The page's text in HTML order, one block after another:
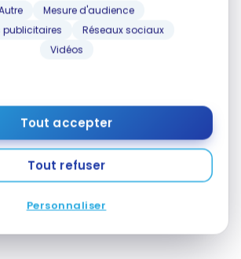
Mesure d'audience
publicitaires
Réseaux sociaux
Vidéos
Tout accepter
Tout refuser
Personnaliser
ou Québec ;
français ;
Saint-Malo,Tours,La Rochelle,
Toulouse,Montpellier,